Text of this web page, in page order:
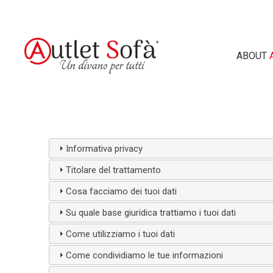
ABOUT
Informativa privacy
Titolare del trattamento
Cosa facciamo dei tuoi dati
Su quale base giuridica trattiamo i tuoi dati
Come utilizziamo i tuoi dati
Come condividiamo le tue informazioni